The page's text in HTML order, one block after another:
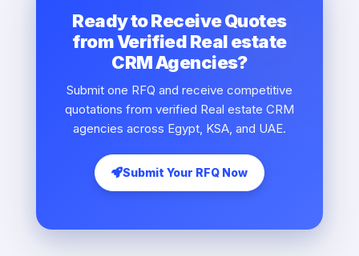
Ready to Receive Quotes
from Verified Real estate
CRM Agencies?
Submit one RFQ and receive competitive
quotations from verified Real estate CRM
agencies across Egypt, KSA, and UAE.
Submit Your RFQ Now